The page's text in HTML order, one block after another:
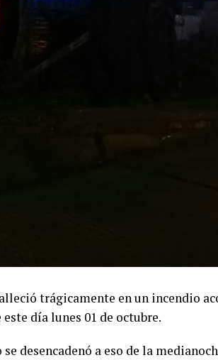
trágicamente en un incendio
día lunes 01 de octubre.
desencadenó a eso de la